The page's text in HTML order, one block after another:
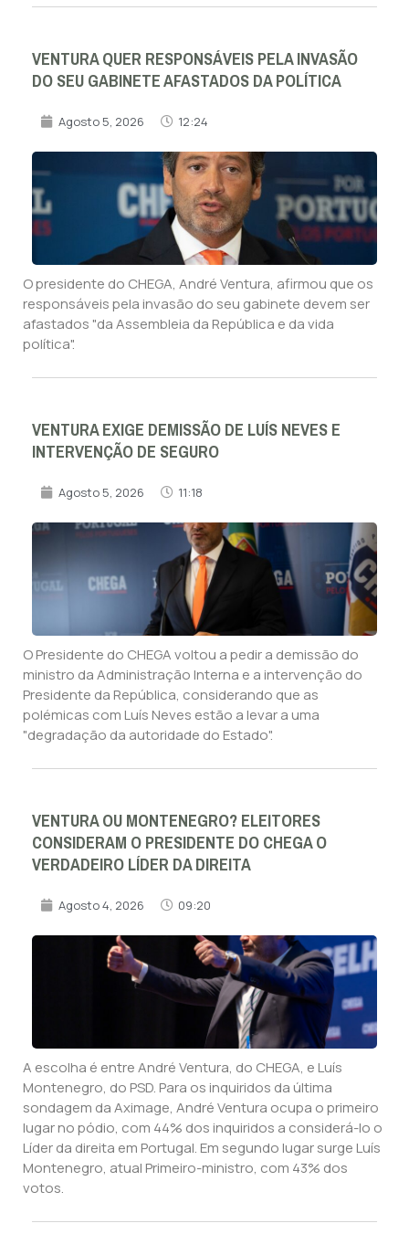
VENTURA QUER RESPONSÁVEIS PELA INVASÃO
DO SEU GABINETE AFASTADOS DA POLÍTICA
Agosto 5, 2026 12:24
O presidente do CHEGA, André Ventura, afirmou que os
responsáveis pela invasão do seu gabinete devem ser
afastados "da Assembleia da República e da vida
política".
VENTURA EXIGE DEMISSÃO DE LUÍS NEVES E
INTERVENÇÃO DE SEGURO
Agosto 5, 2026 11:18
O Presidente do CHEGA voltou a pedir a demissão do
ministro da Administração Interna e a intervenção do
Presidente da República, considerando que as
polémicas com Luís Neves estão a levar a uma
"degradação da autoridade do Estado".
VENTURA OU MONTENEGRO? ELEITORES
CONSIDERAM O PRESIDENTE DO CHEGA O
VERDADEIRO LÍDER DA DIREITA
Agosto 4, 2026 09:20
A escolha é entre André Ventura, do CHEGA, e Luís
Montenegro, do PSD. Para os inquiridos da última
sondagem da Aximage, André Ventura ocupa o primeiro
lugar no pódio, com 44% dos inquiridos a considerá-lo o
Líder da direita em Portugal. Em segundo lugar surge Luís
Montenegro, atual Primeiro-ministro, com 43% dos
votos.